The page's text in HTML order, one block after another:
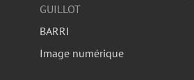
GUILLOT
BARRI
Image numérique